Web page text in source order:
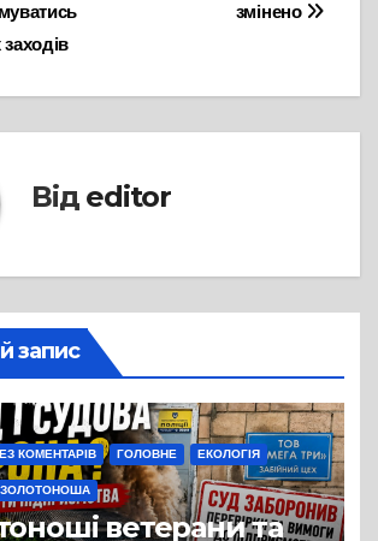
змінено
Від editor
запис
КОМЕНТАРІВ ГОЛОВНЕ ЕКОЛОГІЯ
ЗОЛОТОНОША
ветерани та